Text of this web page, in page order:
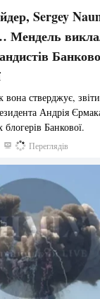
Sergey
Мендель
вона стверджує,
Андрія
Банкової.
193 Переглядів